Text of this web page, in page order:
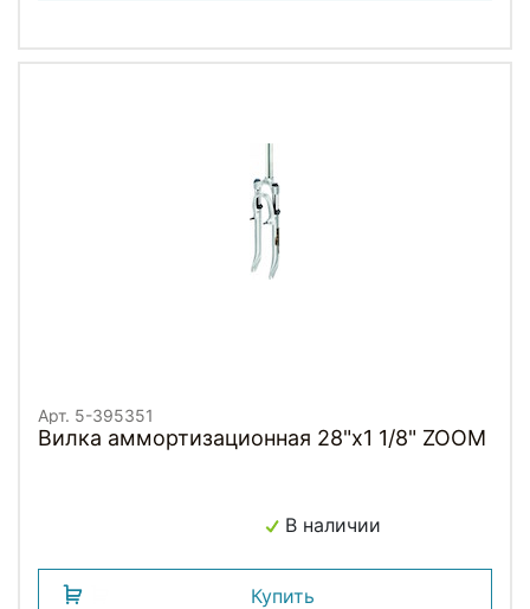
Арт. 5-395351
Вилка аммортизационная 28"х1 1/8" ZOOM
В наличии
Купить